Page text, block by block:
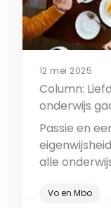
12 mei 2025
Column:
onderwijs
Passie en
alle
wel
Vo en Mbo